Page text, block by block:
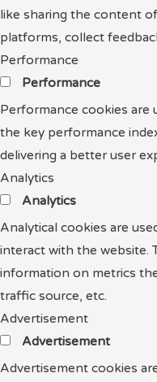
like sharing the content
platforms, collect
Performance
Performance
Performance cookies are
the key performance
delivering a better user
Analytics
Analytics
Analytical cookies are
interact with the website.
information on metrics
traffic source, etc.
Advertisement
Advertisement
Advertisement cookies